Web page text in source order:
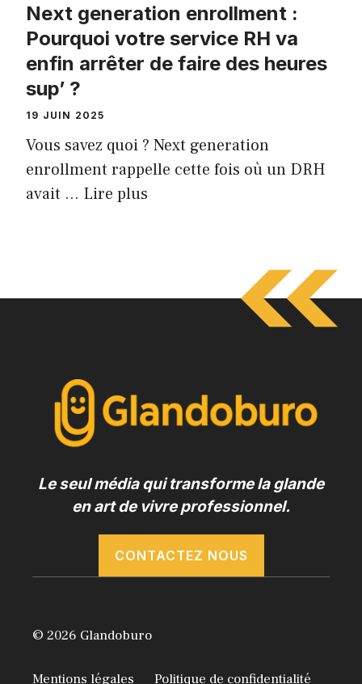
Next generation enrollment :
Pourquoi votre service RH va
enfin arrêter de faire des heures
sup’ ?
19 JUIN 2025
Vous savez quoi ? Next generation
enrollment rappelle cette fois où un DRH
avait … Lire plus
Le seul média qui transforme la glande
en art de vivre professionnel.
CONTACTEZ NOUS
© 2026 Glandoburo
Mentions légales Politique de confidentialité